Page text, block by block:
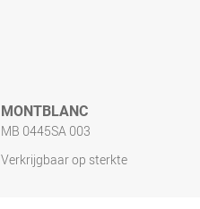
MONTBLANC
MB 0445SA 003
Verkrijgbaar op sterkte